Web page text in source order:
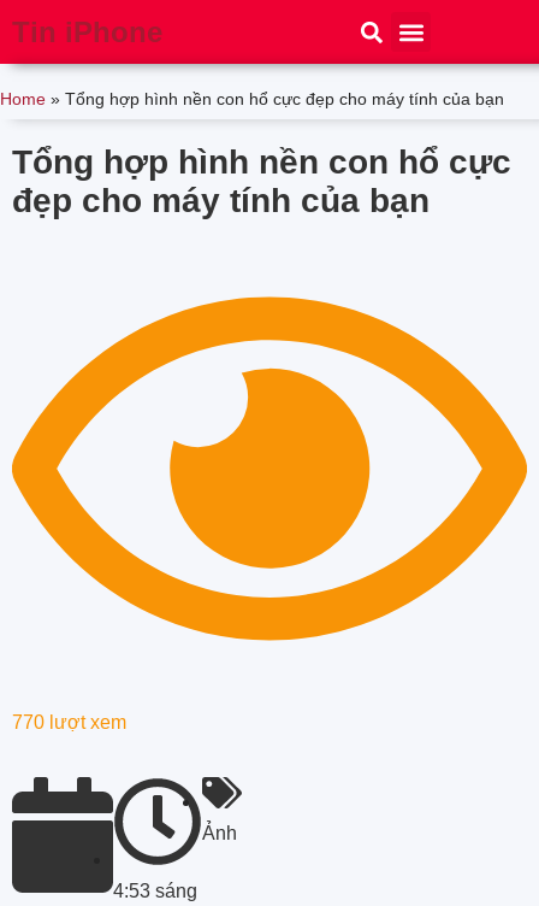
Tin iPhone
Home » Tổng hợp hình nền con hổ cực đẹp cho máy tính của bạn
Tổng hợp hình nền con hổ cực
đẹp cho máy tính của bạn
770 lượt xem
4:53 sáng
Ảnh